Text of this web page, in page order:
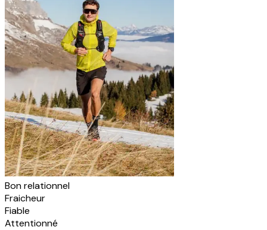
Bon relationnel
Fraicheur
Fiable
Attentionné